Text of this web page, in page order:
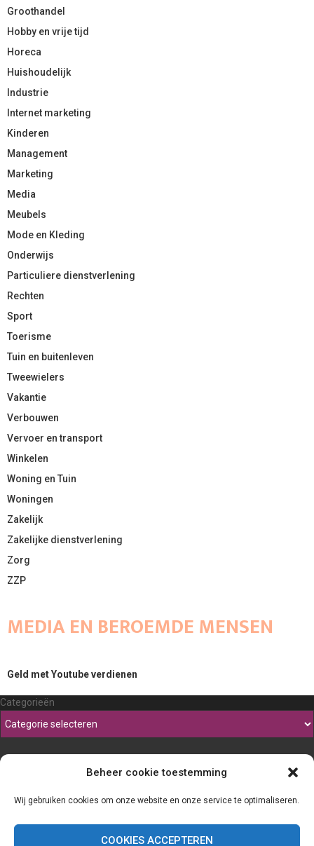
Beheer cookie toestemming
Wij gebruiken cookies om onze website en onze service te optimaliseren.
COOKIES ACCEPTEREN
Groothandel
Hobby en vrije tijd
Horeca
Huishoudelijk
Industrie
Internet marketing
Kinderen
Management
Marketing
Media
Meubels
Mode en Kleding
Onderwijs
Particuliere dienstverlening
Rechten
Sport
Toerisme
Tuin en buitenleven
Tweewielers
Vakantie
Verbouwen
Vervoer en transport
Winkelen
Woning en Tuin
Woningen
Zakelijk
Zakelijke dienstverlening
Zorg
ZZP
MEDIA EN BEROEMDE MENSEN
Geld met Youtube verdienen
Categorieën